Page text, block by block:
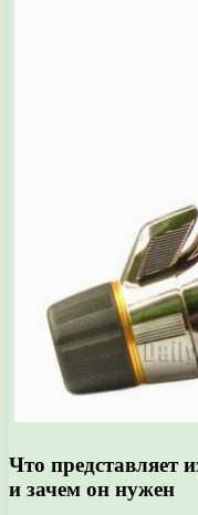
Что представляет
и зачем он нужен